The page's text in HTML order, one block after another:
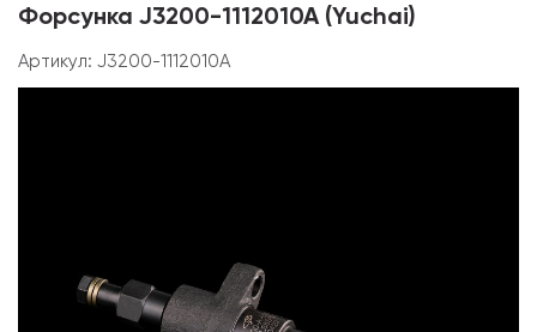
Форсунка J3200-1112010A (Yuchai)
Артикул: J3200-1112010A